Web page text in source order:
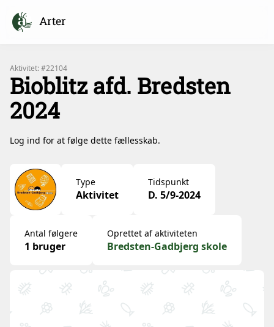
Arter
Aktivitet: #22104
Bioblitz afd. Bredsten
2024
Log ind for at følge dette fællesskab.
Type
Aktivitet
Tidspunkt
D. 5/9-2024
Antal følgere
1 bruger
Oprettet af aktiviteten
Bredsten-Gadbjerg skole